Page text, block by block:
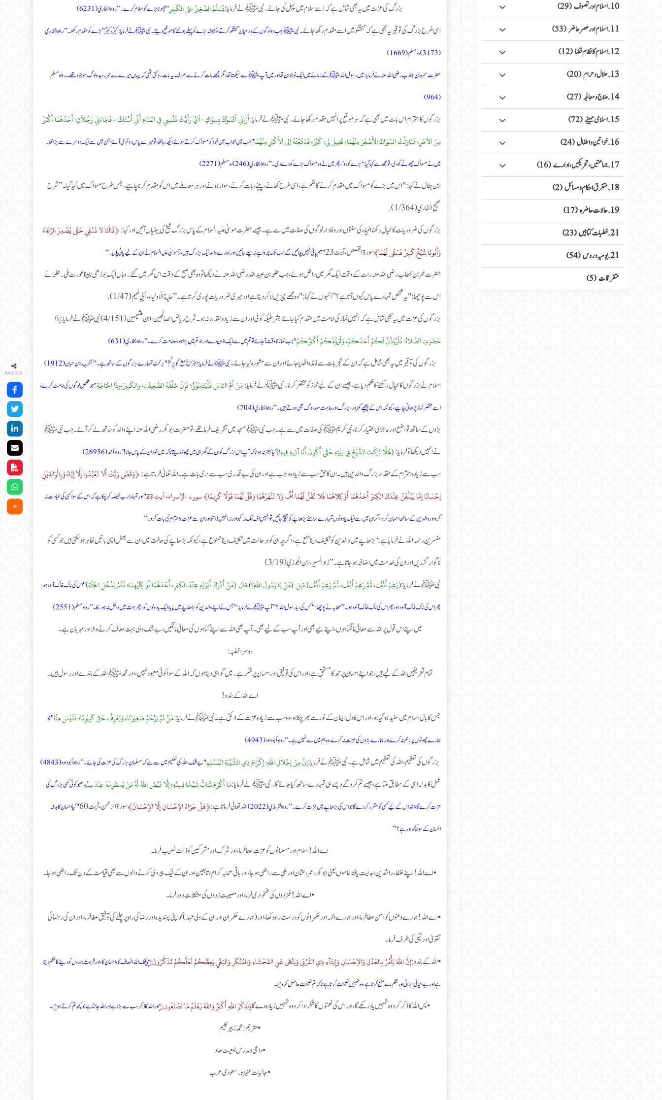
بزرگ کی عزت میں یہ بھی شامل ہے کہ اسے سلام میں پہل کی جائے۔ نبی ﷺ نے فرمایا:يُسَلِّمُ الصَّغِيرُ على الكَبِيرِ"چھوٹا بڑے کو سلام کرے۔” رواه البخاري (6231)
اسی طرح بزرگ کی توقیر یہ بھی ہے کہ گفتگو میں اسے مقدم رکھا جائے۔نبی ﷺ جب دو لوگوں کے درمیان گفتگو کرتے تو ہمیشہ بڑے کو پہلے بولنے کا موقع دیتے۔ نبی ﷺ نے فرمایا: كَبِّرْ، كَبِّرْ "بڑے کو مقدم رکھو۔” رواه البخاري
(3173)، ومسلم (1669)
حضرت سمرہ بن جندب رضی اللہ عنہ نے فرمایا: میں رسول اللہ ﷺ کے زمانے میں ایک نوجوان تھا اور میں آپ ﷺ سے سیکھتا تھا، مگر مجھے بات کرنے سے صرف یہ بات روکتی تھی کہ یہاں میرے سے عمر رسیدہ لوگ موجود تھے۔ رواه مسلم
(964)
بزرگوں کا احترام اس بات میں بھی ہے کہ ہر موقع پر انہیں مقدم رکھا جائے۔نبی ﷺ نے فرمایا:أَرَانِي أَتَسَوَّكُ بِسِوَاكٍ -أيْ رَأَيْتُ نَفْسِي في المَنَامِ أَنِّي أَسْتَاكُ-، فَجَاءَنِي رَجُلاَنِ: أَحَدُهُمَا أَكْبَرُ
مِنَ الآخَرِ، فَنَاوَلْتُ السِّوَاكَ الأَصْغَرَ مِنْهُمَا، فَقِيلَ لِي: كَبِّرْ، فَدَفَعْتُهُ إلى الأَكْبَرِ مِنْهُمَا"جب میں خواب میں خود کو مسواک کرتے ہوئے دیکھ رہا تھا، تو میرے پاس دو آدمی آئے، جن میں سے ایک دوسرے سے بڑا تھا۔
میں نے مسواک چھوٹے کو دی، تو مجھ سے کہا گیا: ‘بڑے کو دو’، پھر میں نے وہ مسواک بڑے کو دے دی۔” رواه البخاري (246)، ومسلم (2271)
ابن بطال نے کہا: "اس میں بڑے کو مسواک میں مقدم کرنے کا حکم ہے، اسی طرح کھانے، پینے، بات کرنے، سوار ہونے اور ہر معاملے میں اس کو مقدم کرنا چاہیے، جس طرح مسواک میں کیا گیا۔” شرح
صحيح البخاري (1/364).
بزرگوں کی ضروریات کا خیال رکھنا انبیاء کی سنتوں اور وفادار لوگوں کی صفات میں سے ہے۔ جیسے حضرت موسیٰ علیہ السلام کے پاس بزرگ شیخ کی بیٹیاں آئیں اور کہا:﴿قَالَتَا لا نَسْقِي حَتَّى يُصْدِرَ الرِّعَاءُ
وَأَبُونَا شَيْخٌ كَبِيرٌ فَسَقَى لَهُمَا﴾سورۃ القصص، آیت 23 "ہم پانی نہیں پلائیں گے جب تک چرواہے نہ چلے جائیں اور ہمارے والد ایک بزرگ ہیں، تو موسیٰ علیہ السلام نے ان کے لیے پانی پلایا۔”
حضرت عمر بن خطاب رضی اللہ عنہ رات کے وقت ایک گھر میں داخل ہوئے، جب طلحہ بن عبیداللہ رضی اللہ عنہ نے دیکھا تو وہ بھی صبح کے وقت اس گھر میں گئے۔ وہاں ایک بوڑھی نابینا عورت ملی۔ طلحہ نے
اس سے پوچھا: "یہ شخص تمہارے پاس کیوں آتا ہے؟” انہوں نے کہا: "وہ مجھے چیزیں لاکر دیتا ہے اور میری ضروریات پوری کرتا ہے۔” حلية الأولياء، أبي نعيم (1/47).
بزرگوں کی عزت میں یہ بھی شامل ہے کہ انہیں نماز کی امامت میں مقدم کیا جائے، بشرطیکہ کوئی اور ان سے زیادہ حقدار نہ ہو۔ شرح رياض الصالحين، ابن عثيمين (4/151) نبی ﷺ نے فرمایا:
إِذَا
حَضَرَتِ الصَّلاةُ: فَلْيُؤَذِّنْ لَكُمْ أَحَدُكُمْ، وَلْيَؤُمَّكُمْ أَكْبَرُكُمْ"جب نماز کا وقت آجائے تو تم میں سے ایک اذان دے اور جو تم میں بڑا ہو، وہ امامت کرے۔” رواه البخاري (631)
بزرگوں کی توقیر میں یہ بھی شامل ہے کہ ان کے تجربات سے فائدہ اٹھایا جائے اور ان سے مشورہ لیا جائے۔نبی ﷺ نے فرمایا: البَرَكَةُ مَعَ أَكَابِرِكُمْ "برکت تمہارے بزرگوں کے ساتھ ہے۔” أخرجه ابن حبان (1912)
اسلام نے بزرگوں کا خیال رکھنے کا حکم دیا ہے، جیسے ان کے لیے نماز کو مختصر کرنا۔ نبی ﷺ نے فرمایا:مَنْ أَمَّ النَّاسَ فَلْيَتَجَوَّزْ؛ فَإِنَّ خَلْفَهُ الضَّعِيفَ، والكَبِيرَ،وذَا الحَاجَةِ"جو شخص لوگوں کی امامت کرے،
اسے مختصر نماز پڑھانی چاہیے، کیونکہ اس کے پیچھے کمزور، بزرگ اور حاجت مند لوگ بھی ہوتے ہیں۔” رواه البخاري (704)
بڑوں کے ساتھ تواضع اور عاجزی اختیار کرنا، نبیِ کریم ﷺ کی صفات میں سے ہے۔ جب نبی ﷺ مسجد میں تشریف فرما تھے، تو حضرت ابوبکر رضی اللہ عنہ اپنے والد کو ساتھ لے کر آئے۔ جب نبی ﷺ
نے انہیں دیکھا تو فرمایا:(هَلَّا تَرَكْتَ الشَّيْخَ فِي بَيْتِهِ حَتَّى أَكُونَ أَنَا آتِيهِ فِيهِ!)کیا بہتر نہ ہوتا کہ آپ اس بزرگ کو ان کے گھر ہی میں چھوڑ دیتے تاکہ میں خود ان کے پاس جاتا!’ رواه أحمد (26956)
سب سے زیادہ احترام کے حقدار بزرگ والدین ہیں۔ ان کا حق سب سے زیادہ واجب ہے اور ان کی بے قدری سب سے بری بات ہے۔ اللہ تعالیٰ فرماتا ہے:﴿وَقَضَى رَبُّكَ أَلا تَعْبُدُوا إِلَّا إِيَّاهُ وَبِالْوَالِدَيْنِ
إِحْسَانًا إِمَّا يَبْلُغَنَّ عِنْدَكَ الكِبَرَ أَحَدُهُمَا أَوْ كِلاهُمَا فَلا تَقُلْ لَهُمَا أُفٍّ وَلا تَنْهَرْهُمَا وَقُلْ لَهُمَا قَوْلًا كَرِيمًا﴾ سورۃ الإسراء، آیت 23
"اور تمہارا رب فیصلہ کر چکا ہے کہ اس کے سوا کسی کی عبادت نہ
کرو اور والدین کے ساتھ احسان کرو، اگر ان میں سے ایک یا دونوں تمہارے سامنے بڑھاپے کو پہنچ جائیں تو انہیں اف تک نہ کہو اور نہ انہیں ڈانٹو اور ان سے عزت و احترام کی بات کرو۔”
مفسرین رحمہ اللہ نے فرمایا ہے: ‘بڑھاپے میں والدین کو تکلیف دینا منع ہے، اگرچہ ان کو ہر حالت میں تکلیف دینا ممنوع ہے، کیونکہ بڑھاپے کی حالت میں ان سے بعض ایسی باتیں ظاہر ہو سکتی ہیں جو کسی کو
ناگوار گزریں اور ان کی خدمت میں اضافہ ہو جاتا ہے۔” زاد المسير، ابن الجوزي (3/19)
نبی ﷺ نے فرمایا:(رَغِمَ أَنْفُ، ثُمَّ رَغِمَ أَنْفُ، ثُمَّ رَغِمَ أَنْفُ) قيل: (مَنْ يَا رَسُولَ اللهِ؟) قال: (مَنْ أَدْرَكَ أَبَوَيْهِ عِنْدَ الكِبَرِ، أَحَدَهُمَا أو كِلَيْهِمَا؛ فَلَمْ يَدْخُلِ الجَنَّة)"اس کی ناک خاک آلود ہو،
پھر اس کی ناک خاک آلود ہو، پھر اس کی ناک خاک آلود ہو۔” صحابہ نے پوچھا: "کس کی، یا رسول اللہ؟” آپ ﷺ نے فرمایا: "جس نے اپنے والدین کو بڑھاپے میں پایا، ایک یا دونوں کو، پھر جنت میں داخل نہ ہو سکا۔” رواه مسلم (2551)
میں اپنے اس قول پر اللہ سے معافی مانگتا ہوں، اپنے لیے بھی اور آپ سب کے لیے بھی۔ آپ بھی اللہ سے اپنے گناہوں کی معافی مانگیں، بے شک وہی بہت معاف کرنے والا اور مہربان ہے۔
دوسرا خطبہ:
تمام تعریفیں اللہ کے لیے ہیں، جو اپنے احسان پر حمد کا مستحق ہے، اور اس کی توفیق اور احسان پر شکر ہے۔ میں گواہی دیتا ہوں کہ اللہ کے سوا کوئی معبود نہیں، اور محمد ﷺ اللہ کے بندے اور رسول ہیں۔
اے اللہ کے بندو!
جس کا بال اسلام میں سفید ہو گیا ہو، اور اس کا دل ایمان کے نور سے بھر چکا ہو، وہ سب سے زیادہ عزت کے لائق ہے۔ نبی ﷺ نے فرمایا:مَنْ لَمْ يَرْحَمْ صَغِيرَنَا، وَيَعْرِفْ حَقَّ كَبِيْرِنَا؛ فَلَيْسَ مِنَّا"جو
ہمارے چھوٹوں پر رحم نہ کرے اور ہمارے بڑوں کی عزت نہ کرے، وہ ہم میں سے نہیں ہے۔” رواه أبو داود (4943)
بزرگوں کی تعظیم، اللہ کی تعظیم میں شامل ہے۔ نبی ﷺ نے فرمایا:إِنَّ مِنَ إِجْلالِ اللهِ: إِكْرَامَ ذِي الشَّيْبَةِ المُسْلِمِ"بے شک، اللہ کی تعظیم میں سے ہے کہ مسلمان بزرگ کی عزت کی جائے۔” رواه أبو داود (4843)
عمل کا بدلہ اسی کے مطابق ملتا ہے، جیسے تم کرو گے ویسے ہی تمہارے ساتھ کیا جائے گا۔ نبی ﷺ نے فرمایا:مَا أَكْرَمَ شَابٌّ شَيْخًا لِسِنِّهِ؛ إِلَّا قَيَّضَ اللهُ لَهُ مَنْ يُكْرِمُهُ عِنْدَ سِنِّهِ"جو کوئی کسی بزرگ کی
عزت کرے گا، اللہ اس کے لیے کسی کو مقرر کر دے گا جو اس کی بڑھاپے میں عزت کرے۔” رواه الترمذي (2022) اللہ تعالیٰ فرماتا ہے:﴿هَلْ جَزَاءُ الإحْسَانِ إِلَّا الإِحْسَانُ﴾سورۃ الرحمن، آیت 60 "کیا احسان کا بدلہ
احسان کے سوا کچھ اور ہے؟”
اے اللہ! اسلام اور مسلمانوں کو عزت عطا فرما، اور شرک اور مشرکین کو ذلت نصیب فرما۔
• اے اللہ! اپنے خلفاء راشدین، ہدایت یافتہ اماموں یعنی ابو بکر، عمر، عثمان اور علی سے راضی ہو جا، اور باقی صحابہ کرام، تابعین اور ان کے نیک پیروی کرنے والوں سے بھی قیامت کے دن تک راضی ہو جا۔
• اے اللہ! غمزدوں کی غمخواری فرما، اور مصیبت زدوں کی مشکلات دور فرما۔
• اے اللہ! ہمارے وطنوں کو امن عطا فرما، اور ہمارے ائمہ اور حکمرانوں کو درست راہ دکھا، اور (ہمارے حکمران اور ان کے ولی عہد) کو اپنی پسندیدہ اور رضا کی راہ پر چلنے کی توفیق عطا فرما، اور ان کی رہنمائی
تقویٰ اور نیکی کی طرف فرما۔
• اللہ کے بندو:إِنَّ اللهَ يَأْمُرُ بِالعَدْلِ وَالإحْسَانِ وَإِيتَآءِ ذِي القُرْبَى وَيَنْهَى عَنِ الفَحْشَاءِ وَالمُنْكَرِ وَالبَغْيِ يَعِظُكُمْ لَعَلَّكُمْ تَذَكَّرُونَ﴿بیشک اللہ انصاف کا، احسان کا، اور قرابت داروں کو دینے کا حکم دیتا
ہے اور بے حیائی، برائی اور ظلم سے منع کرتا ہے، وہ تمہیں نصیحت کرتا ہے تاکہ تم نصیحت حاصل کرو﴾۔
• پس اللہ کا ذکر کرو وہ تمہیں یاد رکھے گا، اور اس کی نعمتوں کا شکر ادا کرو وہ تمہیں زیادہ دے گاوَلَذِكْرُ اللهِ أَكْبَرُ وَاللهُ يَعْلَمُ مَا تَصْنَعُون﴿اور اللہ کا ذکر سب سے بڑا ہے اور اللہ جانتا ہے جو کچھ تم کرتے ہو﴾۔
• مترجم: محمد زبیر کلیم
• داعی ومدرس جمعیت ھاد
• جالیات عنیزہ۔ سعودی عرب
10. اسلام اور تصوف (29)
11. اسلام اور عصر حاضر (53)
12. اسلام کا نظام قضا (12)
13. حلال وحرام (20)
14. علاج ومعالجہ (27)
15. اسلامی مہینے (72)
16. خواتین واطفال (24)
17. جماعتیں، تحریکیں، ادارے (16)
18. متفرق احکام ومسائل (2)
19. حالات حاضرہ (17)
21. خطبات کتابیں (23)
21. یومیہ دروس (54)
متفرقات (5)
SHARES